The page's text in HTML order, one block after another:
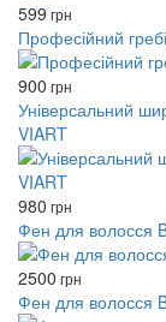
599 грн
Професійний
900 грн
Універсальний
VIART
980 грн
Фен для волосся
2500 грн
Фен для волосся